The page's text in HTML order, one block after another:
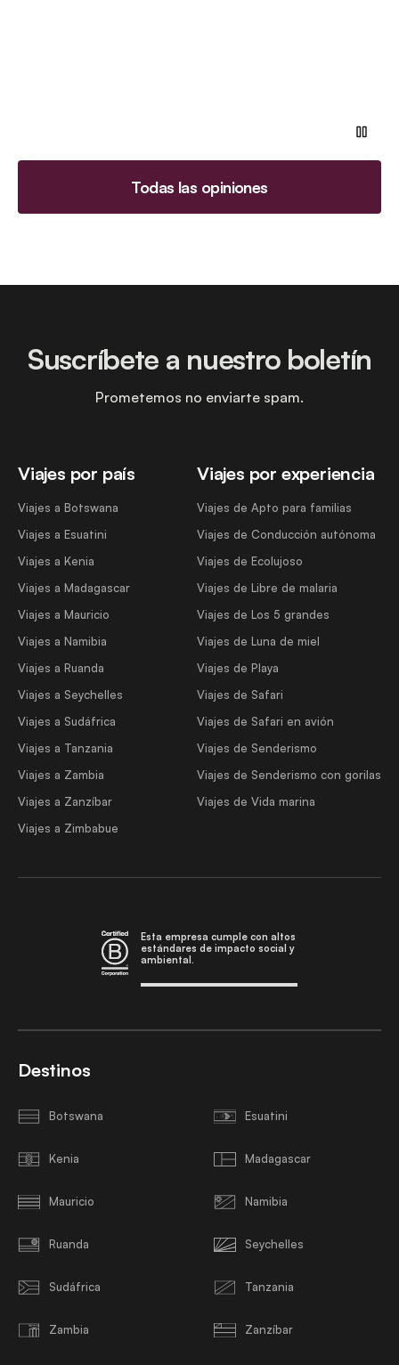
Todas las opiniones
Viajes por país
Viajes a Botswana
Viajes a Esuatini
Viajes a Kenia
Viajes a Madagascar
Viajes a Mauricio
Viajes a Namibia
Viajes a Ruanda
Viajes a Seychelles
Viajes a Sudáfrica
Viajes a Tanzania
Viajes a Zambia
Viajes a Zanzíbar
Viajes a Zimbabue
Viajes por experiencia
Viajes de Apto para familias
Viajes de Conducción autónoma
Viajes de Ecolujoso
Viajes de Libre de malaria
Viajes de Los 5 grandes
Viajes de Luna de miel
Viajes de Playa
Viajes de Safari
Viajes de Safari en avión
Viajes de Senderismo
Viajes de Senderismo con gorilas
Viajes de Vida marina
Suscríbete a nuestro boletín
Prometemos no enviarte spam.
Esta empresa cumple con altos
estándares de impacto social y
ambiental.
Destinos
Botswana Esuatini
Kenia Madagascar
Mauricio Namibia
Ruanda Seychelles
Sudáfrica Tanzania
Zambia Zanzíbar